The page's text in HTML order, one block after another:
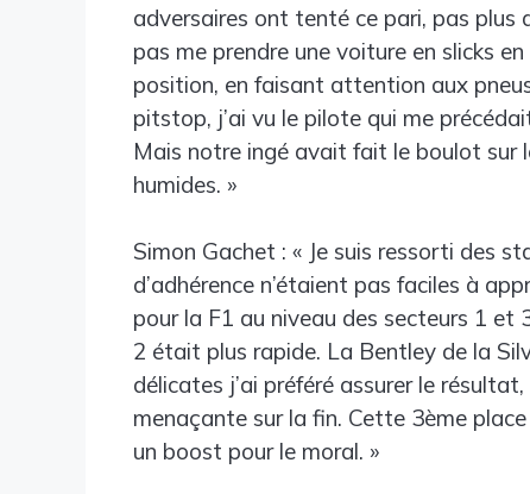
adversaires ont tenté ce pari, pas plus
pas me prendre une voiture en slicks
position, en faisant attention aux
pitstop, j’ai vu le pilote qui me
Mais notre ingé avait fait le boulot sur
humides. »
Simon Gachet : « Je suis ressorti des
d’adhérence n’étaient pas faciles à
pour la F1 au niveau des secteurs 1 et
2 était plus rapide. La Bentley de la
délicates j’ai préféré assurer le
menaçante sur la fin. Cette 3ème
un boost pour le moral. »